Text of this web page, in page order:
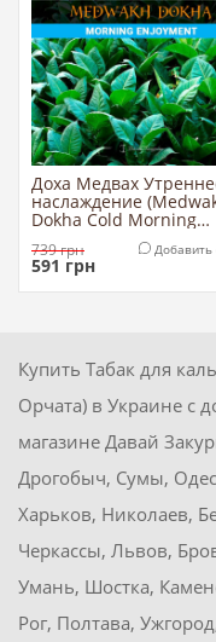
Доха Медвах
наслаждение
Dokha Cold Morning
739грн
591 грн
Добавить
Купить Табак для
Орчата) в Украине с
магазине Давай
Дрогобыч, Сумы,
Харьков, Николаев,
Черкассы, Львов,
Умань, Шостка,
Рог, Полтава,